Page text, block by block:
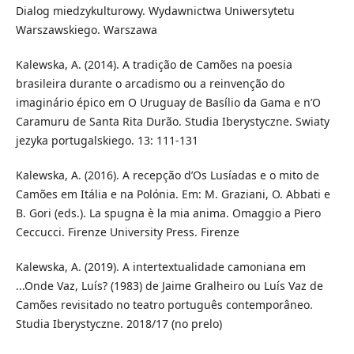
Dialog miedzykulturowy. Wydawnictwa Uniwersytetu
Warszawskiego. Warszawa
Kalewska, A. (2014). A tradição de Camões na poesia
brasileira durante o arcadismo ou a reinvenção do
imaginário épico em O Uruguay de Basílio da Gama e n’O
Caramuru de Santa Rita Durão. Studia Iberystyczne. Swiaty
jezyka portugalskiego. 13: 111-131
Kalewska, A. (2016). A recepção d’Os Lusíadas e o mito de
Camões em Itália e na Polónia. Em: M. Graziani, O. Abbati e
B. Gori (eds.). La spugna è la mia anima. Omaggio a Piero
Ceccucci. Firenze University Press. Firenze
Kalewska, A. (2019). A intertextualidade camoniana em
...Onde Vaz, Luís? (1983) de Jaime Gralheiro ou Luís Vaz de
Camões revisitado no teatro português contemporâneo.
Studia Iberystyczne. 2018/17 (no prelo)